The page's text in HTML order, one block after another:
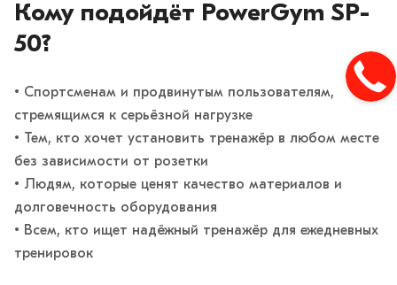
Кому подойдёт PowerGym SP-
50?
• Спортсменам и продвинутым пользователям,
стремящимся к серьёзной нагрузке
• Тем, кто хочет установить тренажёр в любом месте
без зависимости от розетки
• Людям, которые ценят качество материалов и
долговечность оборудования
• Всем, кто ищет надёжный тренажёр для ежедневных
тренировок